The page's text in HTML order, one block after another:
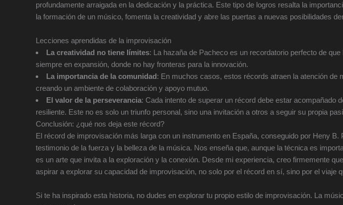
profundamente arraigada en la dedicación y la práctica. Este tipo de logros resalta la
la formación de un músico, fomenta la creatividad y abre las puertas a nuevas posibilidades
Lecciones aprendidas de la improvisación
La creatividad no tiene límites: La hazaña de Pacheco es un recordatorio perfecto de
siempre en expansión, donde no hay fronteras para la innovación.
La importancia de la comunidad: En muchos casos, estos récords atraen la atención de
creando un ambiente de colaboración y apoyo mutuo.
El valor de la perseverancia: Cada intento de superar un récord debe estar acompañado
resiliente. Este no es solo un triunfo personal, sino una invitación a otros a seguir su propia
Conclusión: ¿qué nos deja este récord?
El récord de improvisación más larga con un instrumento en España, conseguido por Heny B.
testimonio de la fuerza y la belleza de la música. Nos enseña que, aunque la técnica es
es un arte que invita a la exploración y la conexión. Desde mi experiencia, creo firmemente
aspirar a explorar su capacidad de improvisación, no solo por el récord en sí, sino por el viaje
Si te ha inspirado esta historia, no dudes en explorar tu propio estilo de improvisación. La